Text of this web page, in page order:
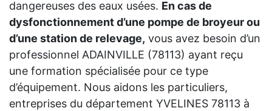
dangereuses des eaux usées. En cas de
dysfonctionnement d’une pompe de broyeur ou
d’une station de relevage, vous avez besoin d’un
professionnel ADAINVILLE (78113) ayant reçu
une formation spécialisée pour ce type
d’équipement. Nous aidons les particuliers,
entreprises du département YVELINES 78113 à